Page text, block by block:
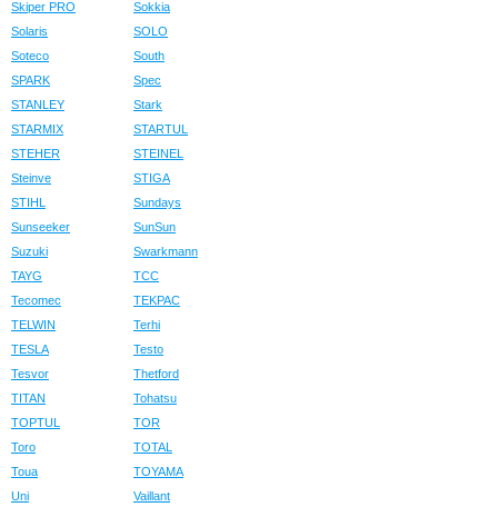
Skiper PRO
Sokkia
Solaris
SOLO
Soteco
South
SPARK
Spec
STANLEY
Stark
STARMIX
STARTUL
STEHER
STEINEL
Steinve
STIGA
STIHL
Sundays
Sunseeker
SunSun
Suzuki
Swarkmann
TAYG
TCC
Tecomec
TEKPAC
TELWIN
Terhi
TESLA
Testo
Tesvor
Thetford
TITAN
Tohatsu
TOPTUL
TOR
Toro
TOTAL
Toua
TOYAMA
Uni
Vaillant